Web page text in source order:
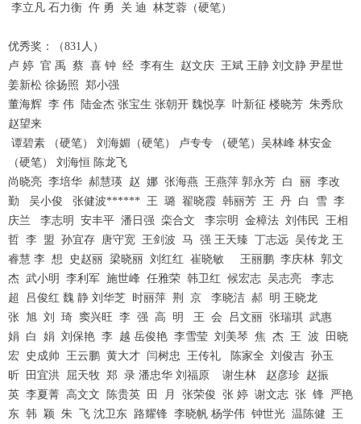
李立凡 石力衡 仵 勇 关 迪 林芝蓉（硬笔）
优秀奖：（831人）
卢 婷 官 禹 蔡 喜 钟 经 李有生 赵文庆 王斌 王静 刘文静 尹星世
姜新松 徐扬照 郑小强
董海辉 李 伟 陆金杰 张宝生 张朝开 魏悦享 叶新征 楼晓芳 朱秀欣
赵望来
谭碧素 （硬笔） 刘海媚（硬笔） 卢专专 （硬笔）吴林峰 林安金
（硬笔） 刘海恒 陈龙飞
尚晓亮 李培华 郝慧瑛 赵 娜 张海燕 王燕萍 郭永芳 白 丽 李改
勤 吴小俊 张健波****** 王 璐 翟晓霞 韩丽芳 王 丹 白 雪 李
庆兰 李志明 安丰平 潘日强 栾合文 李宗明 金樟法 刘伟民 王相
哲 李 盟 孙宜存 唐守宽 王剑波 马 强 王天臻 丁志远 吴传龙 王
睿慧 李 想 史赵丽 梁晓丽 刘红红 崔晓敏 王丽鹏 李庆林 郭文
杰 武小明 李利军 施世峰 任雅荣 韩卫红 候宏志 吴志亮 李志
超 吕俊红 魏 静 刘华芝 时丽萍 荆 京 李晓洁 郝 明 王晓龙
张 旭 刘 琦 窦兴旺 李 强 高 明 王 会 吕文丽 张瑞琪 武惠
娟 白 娟 刘保艳 李 越 岳俊艳 李雪莹 刘美琴 焦 杰 王 波 田晓
宏 史成帅 王云鹏 黄大才 闫树忠 王传礼 陈家全 刘俊吉 孙玉
昕 田宜洪 屈天牧 郑 录 潘忠华 刘福原 谢生林 赵彦珍 赵振
英 李夏菁 高文文 陈贵英 田 月 张荣俊 张 婷 谢文志 张 锋 严艳
东 韩 颖 朱 飞 沈卫东 路耀锋 李晓帆 杨学伟 钟世光 温陈健 王